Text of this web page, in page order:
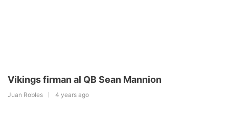
Vikings firman al QB Sean Mannion
Juan Robles 4 years ago